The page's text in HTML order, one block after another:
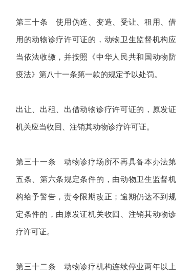
第三十条 使用伪造、变造、受让、租用、借
用的动物诊疗许可证的，动物卫生监督机构应
当依法收缴，并按照《中华人民共和国动物防
疫法》第八十一条第一款的规定予以处罚。
出让、出租、出借动物诊疗许可证的，原发证
机关应当收回、注销其动物诊疗许可证。
第三十一条 动物诊疗场所不再具备本办法第
五条、第六条规定条件的，由动物卫生监督机
构给予警告，责令限期改正；逾期仍达不到规
定条件的，由原发证机关收回、注销其动物诊
疗许可证。
第三十二条 动物诊疗机构连续停业两年以上